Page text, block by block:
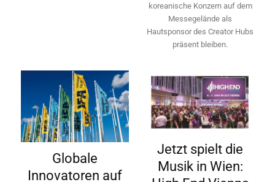
koreanische Konzern auf dem
Messegelände als
Hautsponsor des Creator Hubs
präsent bleiben.
Globale
Innovatoren auf
Jetzt spielt die
Musik in Wien: